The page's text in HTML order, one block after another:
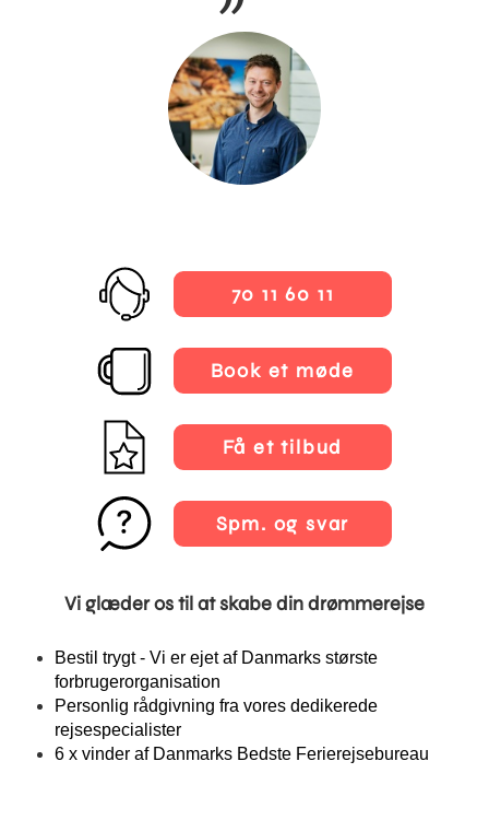
70 11 60 11
Book et møde
Få et tilbud
Spm. og svar
Vi glæder os til at skabe din drømmerejse
Bestil trygt - Vi er ejet af Danmarks største
forbrugerorganisation
Personlig rådgivning fra vores dedikerede
rejsespecialister
6 x vinder af Danmarks Bedste Ferierejsebureau